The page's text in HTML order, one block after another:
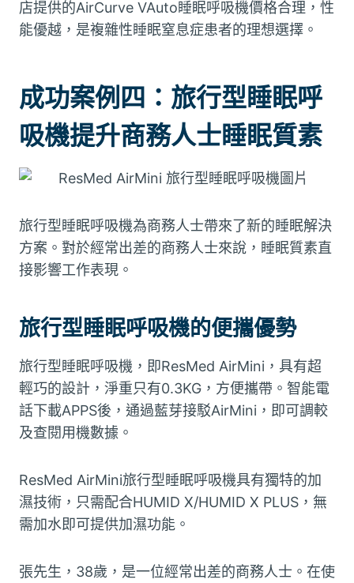
店提供的AirCurve VAuto睡眠呼吸機價格合理，性
能優越，是複雜性睡眠窒息症患者的理想選擇。
成功案例四：旅行型睡眠呼
吸機提升商務人士睡眠質素
旅行型睡眠呼吸機為商務人士帶來了新的睡眠解決
方案。對於經常出差的商務人士來說，睡眠質素直
接影響工作表現。
旅行型睡眠呼吸機的便攜優勢
旅行型睡眠呼吸機，即ResMed AirMini，具有超
輕巧的設計，淨重只有0.3KG，方便攜帶。智能電
話下載APPS後，通過藍芽接駁AirMini，即可調較
及查閱用機數據。
ResMed AirMini旅行型睡眠呼吸機具有獨特的加
濕技術，只需配合HUMID X/HUMID X PLUS，無
需加水即可提供加濕功能。
張先生，38歲，是一位經常出差的商務人士。在使